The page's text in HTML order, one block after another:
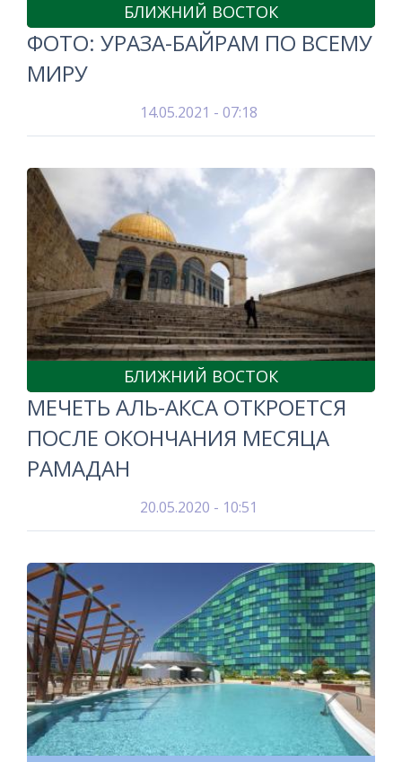
БЛИЖНИЙ ВОСТОК
ФОТО: УРАЗА-БАЙРАМ ПО ВСЕМУ
МИРУ
14.05.2021 - 07:18
БЛИЖНИЙ ВОСТОК
МЕЧЕТЬ АЛЬ-АКСА ОТКРОЕТСЯ
ПОСЛЕ ОКОНЧАНИЯ МЕСЯЦА
РАМАДАН
20.05.2020 - 10:51